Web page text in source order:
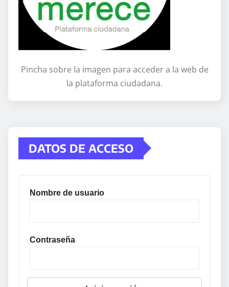
Pincha sobre la imagen para acceder a la web de
la plataforma ciudadana.
DATOS DE ACCESO
Nombre de usuario
Contraseña